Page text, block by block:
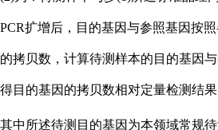
PCR扩增后，目的基因与参照基因按
的拷贝数，计算待测样本的目的基因
得目的基因的拷贝数相对定量检测结果
其中所述待测目的基因为本领域常规